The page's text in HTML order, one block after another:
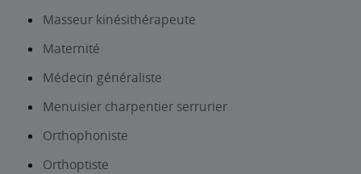
Masseur kinésithérapeute
Maternité
Médecin généraliste
Menuisier charpentier serrurier
Orthophoniste
Orthoptiste